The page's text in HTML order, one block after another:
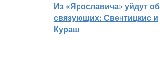
Из «Ярославича» уйдут
связующих: Свентицкис и
Кураш